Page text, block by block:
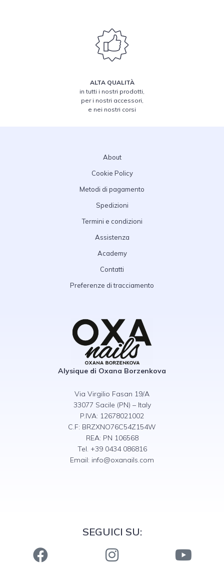
ALTA QUALITÀ
in tutti i nostri prodotti,
per i nostri accessori,
e nei nostri corsi
About
Cookie Policy
Metodi di pagamento
Spedizioni
Termini e condizioni
Assistenza
Academy
Contatti
Preferenze di tracciamento
Alysique di Oxana Borzenkova
Via Virgilio Fasan 19/A
33077 Sacile (PN) – Italy
P.IVA: 12678021002
C.F: BRZXNO76C54Z154W
REA: PN 106568
Tel. +39 0434 086816
Email: info@oxanails.com
SEGUICI SU: